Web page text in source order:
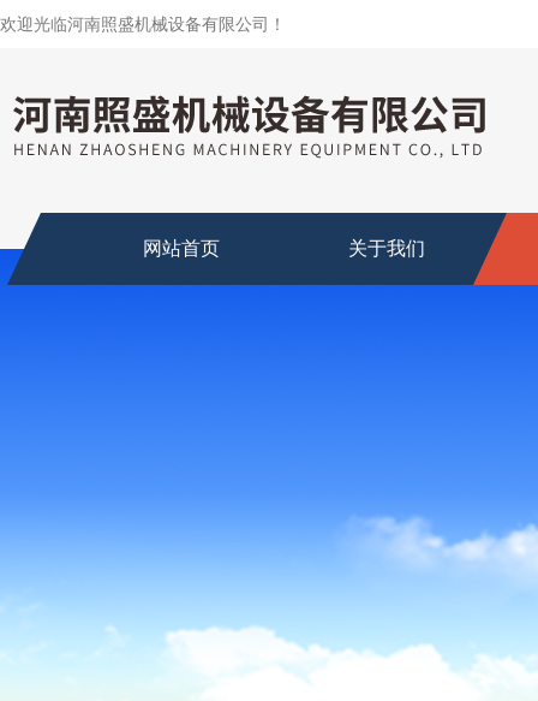
欢迎光临河南照盛机械设备有限公司！
网站首页 关于我们